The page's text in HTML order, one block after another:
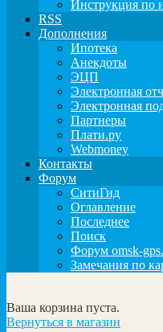
Инструкция по
RSS
Дополнения
Ипотека
Анекдоты
ЭЦП
Электронная
Электронная
Партнеры
Плати.ру
Webmoney
Контакты
Форум
СитиГид
Оглавление
Последнее
Поиск
Форум omsk-
Замечания по
Ваша корзина пуста.
Вернуться в магазин